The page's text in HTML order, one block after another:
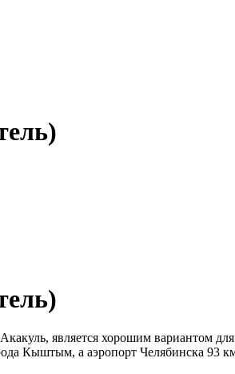
является хорошим вариантом
Кыштым, а аэропорт Челябинска 93